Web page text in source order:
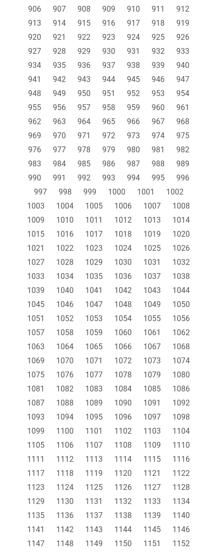
906
907 908 909 910 911
912
913
914 915 916 917 918
919
920
921 922 923 924 925
926
927
928 929 930 931 932
933
934
935 936 937 938 939
940
941
942 943 944 945 946
947
948
949 950 951 952 953
954
955
956 957 958 959 960
961
962
963 964 965 966 967
968
969
970 971 972 973 974
975
976
977 978 979 980 981
982
983
984 985 986 987 988
989
990
991 992 993 994 995
996
997
998 999 1000 1001
1002
1003
1004 1005 1006 1007
1008
1009
1010 1011 1012 1013
1014
1015
1016 1017 1018 1019
1020
1021
1022 1023 1024 1025
1026
1027
1028 1029 1030 1031
1032
1033
1034 1035 1036 1037
1038
1039
1040 1041 1042 1043
1044
1045
1046 1047 1048 1049
1050
1051
1052 1053 1054 1055
1056
1057
1058 1059 1060 1061
1062
1063
1064 1065 1066 1067
1068
1069
1070 1071 1072 1073
1074
1075
1076 1077 1078 1079
1080
1081
1082 1083 1084 1085
1086
1087
1088 1089 1090 1091
1092
1093
1094 1095 1096 1097
1098
1099
1100 1101 1102 1103
1104
1105
1106 1107 1108 1109
1110
1111
1112 1113 1114 1115
1116
1117
1118 1119 1120 1121
1122
1123
1124 1125 1126 1127
1128
1129
1130 1131 1132 1133
1134
1135
1136 1137 1138 1139
1140
1141
1142 1143 1144 1145
1146
1147
1148 1149 1150 1151 1152